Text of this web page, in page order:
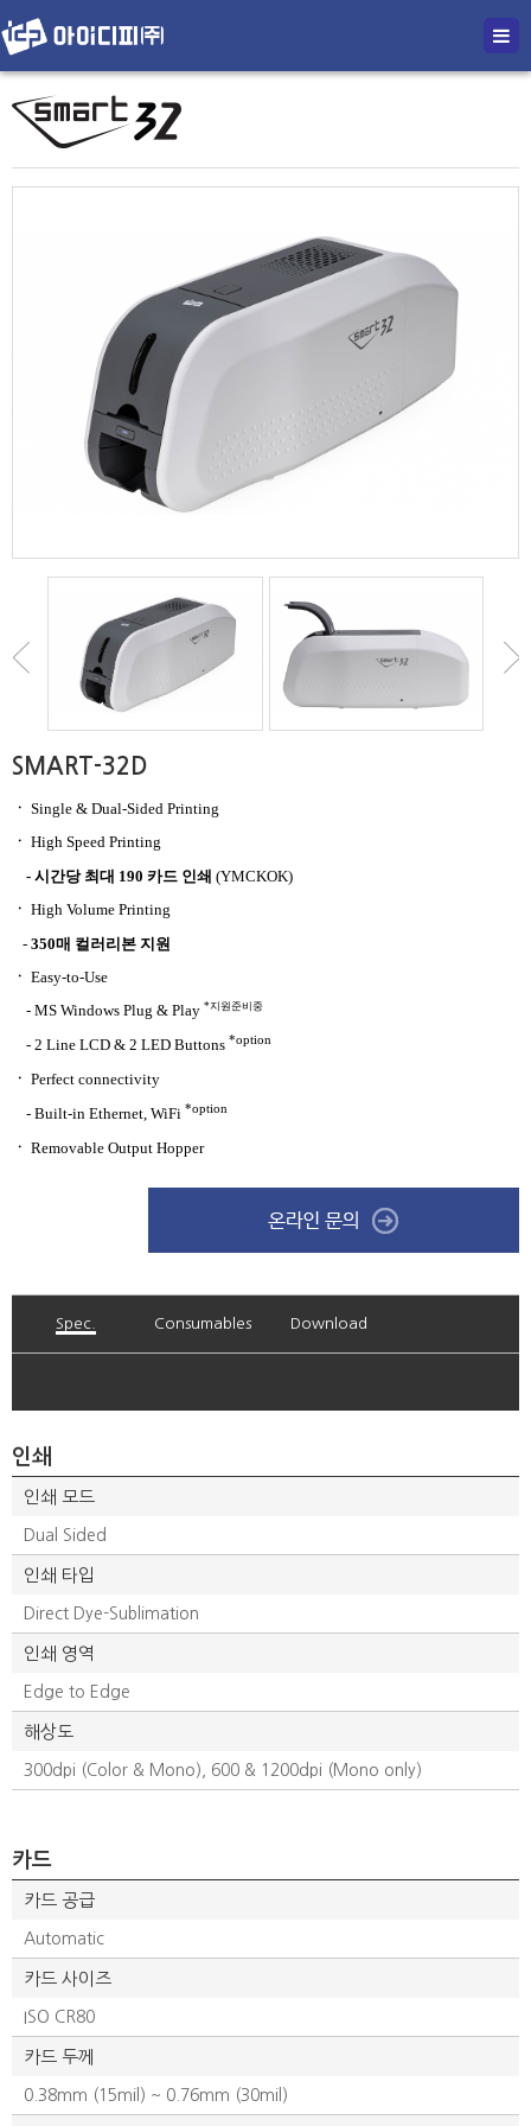
SMART-32D
ㆍ Single & Dual-Sided Printing
ㆍ High Speed Printing
- 시간당 최대 190 카드 인쇄 (YMCKOK)
ㆍ High Volume Printing
- 350매 컬러리본 지원
ㆍ Easy-to-Use
- MS Windows Plug & Play *지원준비중
- 2 Line LCD & 2 LED Buttons *option
ㆍ Perfect connectivity
- Built-in Ethernet, WiFi *option
ㆍ Removable Output Hopper
Spec. Consumables Download
인쇄
인쇄 모드
Dual Sided
인쇄 타입
Direct Dye-Sublimation
인쇄 영역
Edge to Edge
해상도
300dpi (Color & Mono), 600 & 1200dpi (Mono only)
카드
카드 공급
Automatic
카드 사이즈
ISO CR80
카드 두께
0.38mm (15mil) ~ 0.76mm (30mil)